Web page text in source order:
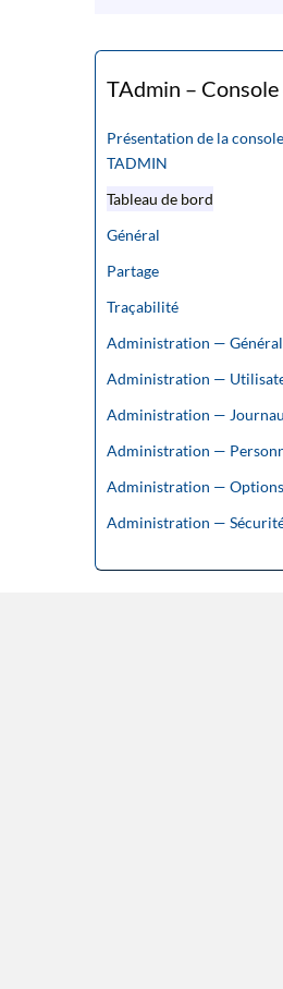
TAdmin –
Présentation de la
TADMIN
Tableau de bord
Général
Partage
Traçabilité
Administration — Général
Administration —
Administration —
Administration —
Administration — Options
Administration —